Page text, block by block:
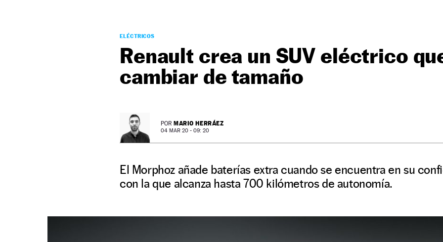
ELÉCTRICOS
Renault crea un SUV eléctrico
cambiar de tamaño
POR MARIO HERRÁEZ
04 MAR 20 - 09: 20
El Morphoz añade baterías extra cuando se encuentra en su
con la que alcanza hasta 700 kilómetros de autonomía.